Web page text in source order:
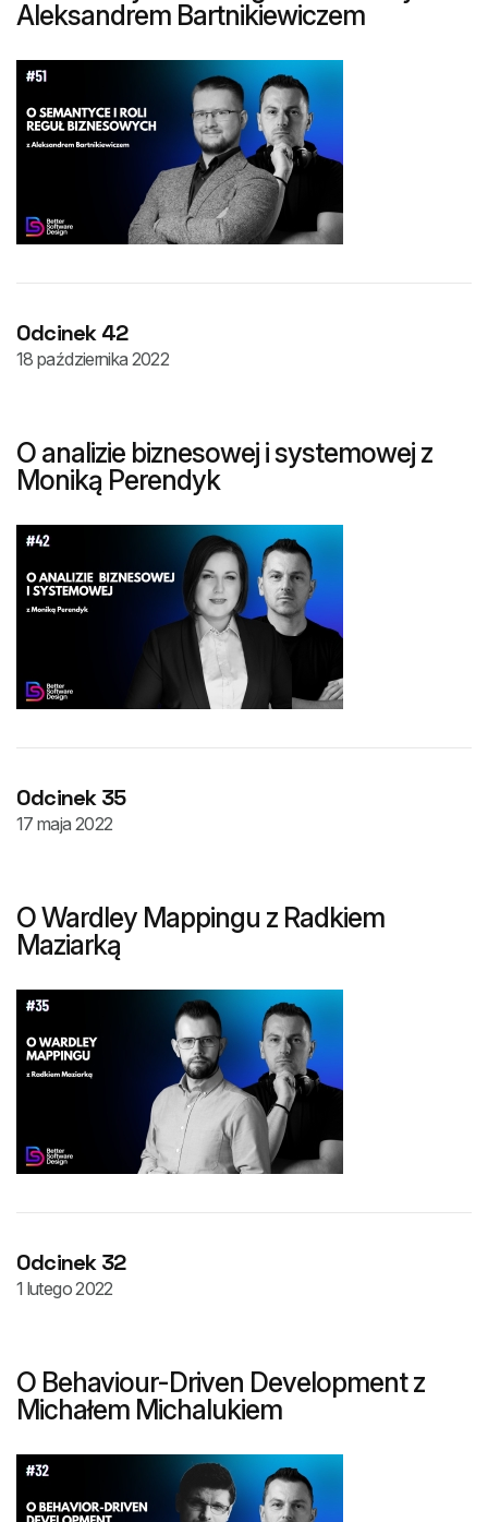
Aleksandrem Bartnikiewiczem
Odcinek 42
18 października 2022
O analizie biznesowej i systemowej z
Moniką Perendyk
Odcinek 35
17 maja 2022
O Wardley Mappingu z Radkiem
Maziarką
Odcinek 32
1 lutego 2022
O Behaviour-Driven Development z
Michałem Michalukiem